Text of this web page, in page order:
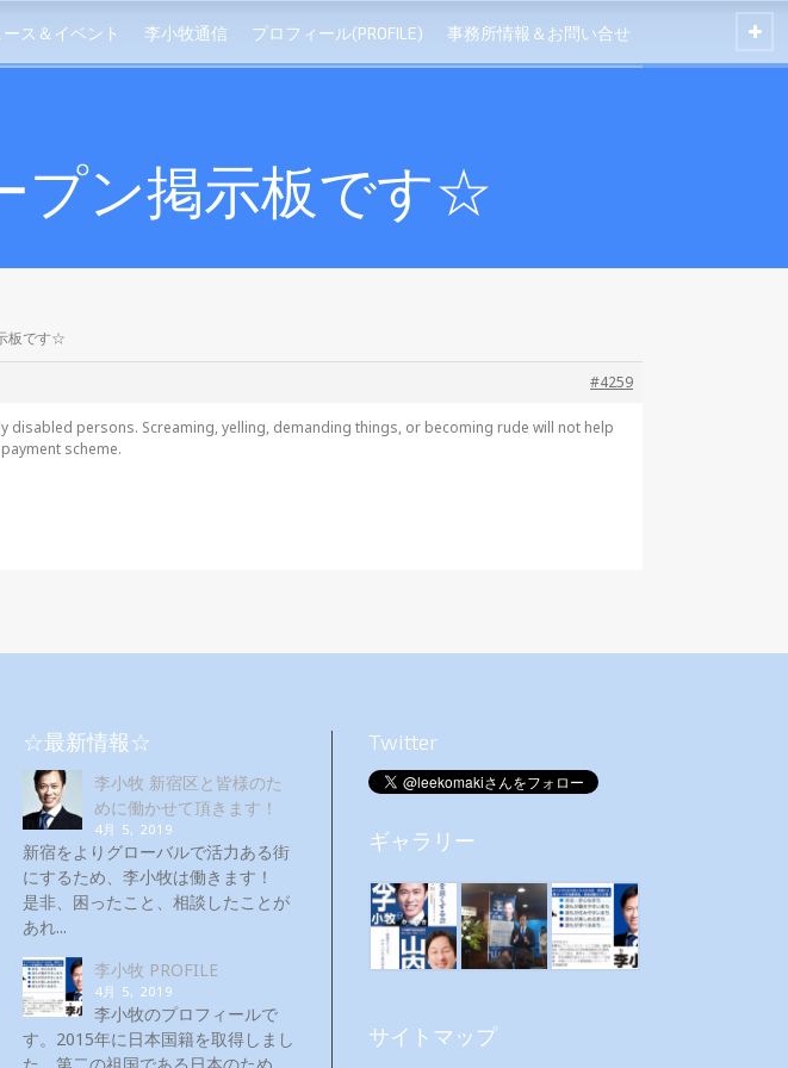
ース＆イベント 李小牧通信 プロフィール(PROFILE) 事務所情報＆お問い合せ
プン掲示板です☆
板です☆
#4259
persons. Screaming, yelling, demanding things, or becoming rude will not help
scheme.
☆最新情報☆
李小牧 新宿区と皆様のた
めに働かせて頂きます！
4月 5, 2019
新宿をよりグローバルで活力ある街
にするため、李小牧は働きます！
是非、困ったこと、相談したことが
あれ...
李小牧 PROFILE
4月 5, 2019
李小牧のプロフィールで
す。2015年に日本国籍を取得しまし
Twitter
ギャラリー
サイトマップ